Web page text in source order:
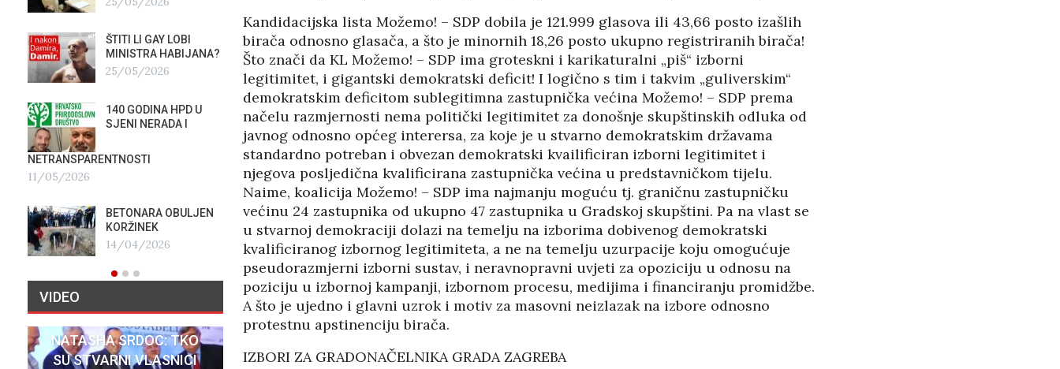
Kandidacijska lista Možemo! – SDP dobila je 121.999 glasova ili 43,66 posto izašlih
birača odnosno glasača, a što je minornih 18,26 posto ukupno registriranih birača!
Što znači da KL Možemo! – SDP ima groteskni i karikaturalni „piš“ izborni
legitimitet, i gigantski demokratski deficit! I logično s tim i takvim „guliverskim“
demokratskim deficitom sublegitimna zastupnička većina Možemo! – SDP prema
načelu razmjernosti nema politički legitimitet za donošnje skupštinskih odluka od
javnog odnosno općeg interersa, za koje je u stvarno demokratskim državama
standardno potreban i obvezan demokratski kvailificiran izborni legitimitet i
njegova posljedična kvalificirana zastupnička većina u predstavničkom tijelu.
Naime, koalicija Možemo! – SDP ima najmanju moguću tj. graničnu zastupničku
većinu 24 zastupnika od ukupno 47 zastupnika u Gradskoj skupštini. Pa na vlast se
u stvarnoj demokraciji dolazi na temelju na izborima dobivenog demokratski
kvalificiranog izbornog legitimiteta, a ne na temelju uzurpacije koju omogućuje
pseudorazmjerni izborni sustav, i neravnopravni uvjeti za opoziciju u odnosu na
poziciju u izbornoj kampanji, izbornom procesu, medijima i financiranju promidžbe.
A što je ujedno i glavni uzrok i motiv za masovni neizlazak na izbore odnosno
protestnu apstinenciju birača.
IZBORI ZA GRADONAČELNIKA GRADA ZAGREBA
ŠTITI LI GAY LOBI
MINISTRA HABIJANA?
25/05/2026
140 GODINA HPD U
SJENI NERADA I
NETRANSPARENTNOSTI
11/05/2026
BETONARA OBULJEN
KORŽINEK
14/04/2026
NEZNANJE FIZIKE U
SLUŽBI POLITIKE
16/02/2026
ČIJE SU OGROMNE
ZLATNE REZERVE U
ITALIJI?
12/02/2026
TUĐMANOVA
OSTAVŠTINA: NAKON
AIRBUSA STIGLI
RAFALI
17/01/2026
07/01/2026
KORIJENI HRVATSKOG
NACIONALIZMA
29/12/2025
ZNANOST U SLUŽBI
FESTIVALA ISTINE
22/12/2025
POKLONICI BRANKA
MAMULE U MARŠU
PROTIV HR
08/12/2025
ŠTITI LI GAY LOBI
25/05/2026
140 GODINA HPD U
SJENI NERADA I
NETRANSPARENTNOSTI
11/05/2026
BETONARA OBULJEN
KORŽINEK
14/04/2026
VIDEO
NATASHA SRDOC: TKO
SU STVARNI VLASNICI